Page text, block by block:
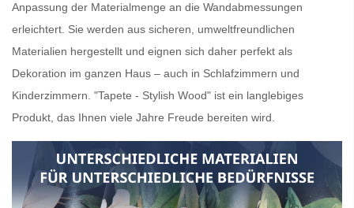
Anpassung der Materialmenge an die Wandabmessungen
erleichtert. Sie werden aus sicheren, umweltfreundlichen
Materialien hergestellt und eignen sich daher perfekt als
Dekoration im ganzen Haus – auch in Schlafzimmern und
Kinderzimmern. "Tapete - Stylish Wood" ist ein langlebiges
Produkt, das Ihnen viele Jahre Freude bereiten wird.